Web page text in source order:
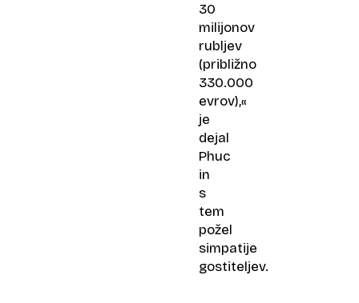
30
milijonov
rubljev
(približno
330.000
evrov),«
je
dejal
Phuc
in
s
tem
požel
simpatije
gostiteljev.